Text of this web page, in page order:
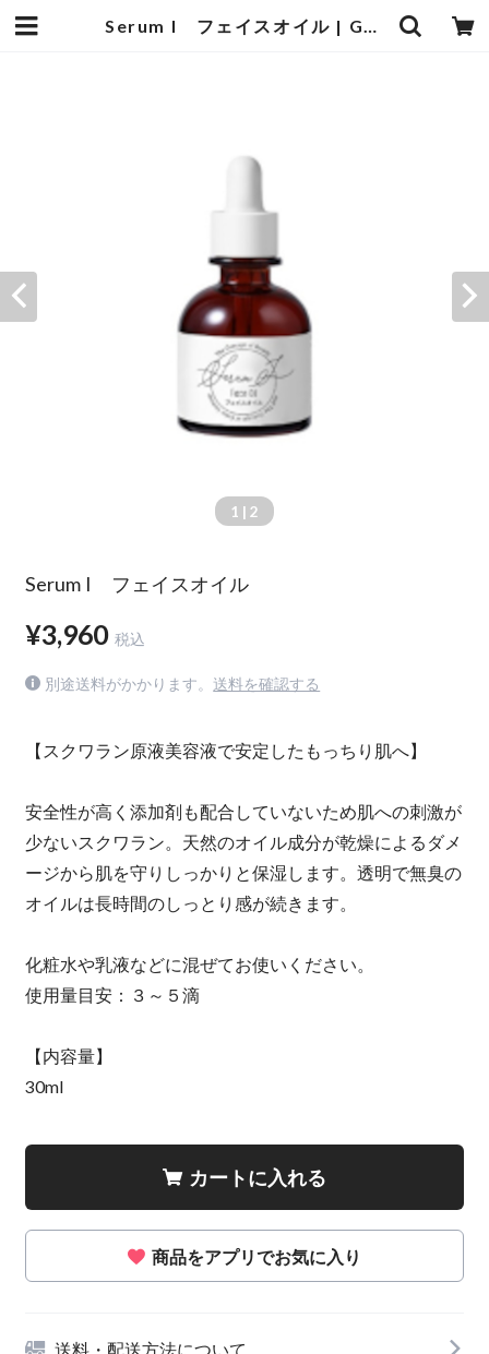
Serum I フェイスオイル | GO BEAUTY
1 | 2
Serum I フェイスオイル
¥3,960 税込
別途送料がかかります。 送料を確認する
【スクワラン原液美容液で安定したもっちり肌へ】
安全性が高く添加剤も配合していないため肌への刺激が
少ないスクワラン。天然のオイル成分が乾燥によるダメ
ージから肌を守りしっかりと保湿します。透明で無臭の
オイルは長時間のしっとり感が続きます。
化粧水や乳液などに混ぜてお使いください。
使用量目安：３～５滴
【内容量】
30ml
カートに入れる
商品をアプリでお気に入り
送料・配送方法について